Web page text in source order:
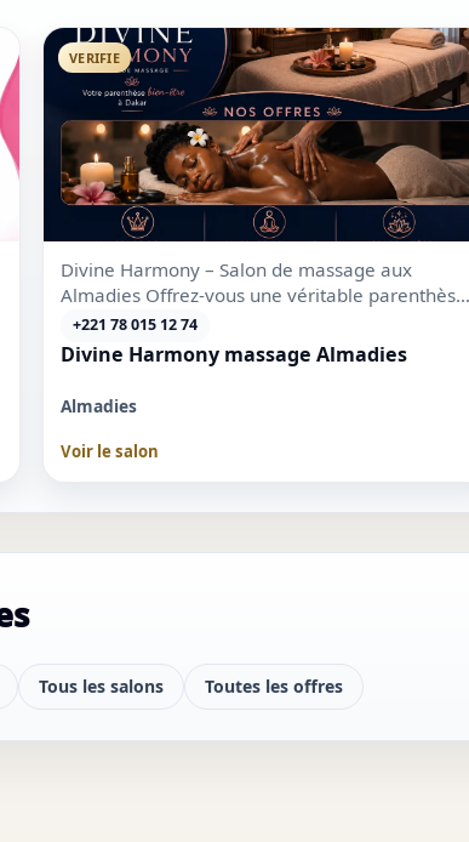
VERIFIE
Divine Harmony massage Almadies
Almadies
Divine Harmony – Salon de massage aux
Almadies Offrez-vous une véritable parenthèse
de détente dans un cadre r...
+221 78 015 12 74
Voir le salon
Tous les salons Toutes les offres